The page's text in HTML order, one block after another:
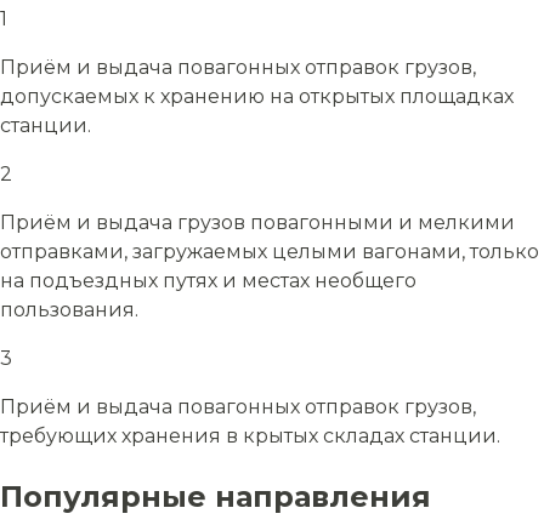
1
Приём и выдача повагонных отправок грузов,
допускаемых к хранению на открытых площадках
станции.
2
Приём и выдача грузов повагонными и мелкими
отправками, загружаемых целыми вагонами, только
на подъездных путях и местах необщего
пользования.
3
Приём и выдача повагонных отправок грузов,
требующих хранения в крытых складах станции.
Популярные направления